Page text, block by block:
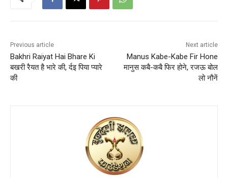
Previous article
Bakhri Raiyat Hai Bhare Ki
बखरी रैयत है भारे की, र्दइ पिया प्यारे
की
Next article
Manus Kabe-Kabe Fir Hone
मानुस कबै-कबै फिर होने, रजऊ बोल
लो नौनें